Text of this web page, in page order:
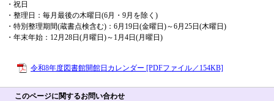
・祝日
・整理日：毎月最後の木曜日(6月・9月を除く)
・特別整理期間(蔵書点検含む)：6月19日(金曜日)～6月25日(木曜日)
・年末年始：12月28日(月曜日)～1月4日(月曜日)
令和8年度図書館開館日カレンダー [PDFファイル／154KB]
このページに関するお問い合わせ